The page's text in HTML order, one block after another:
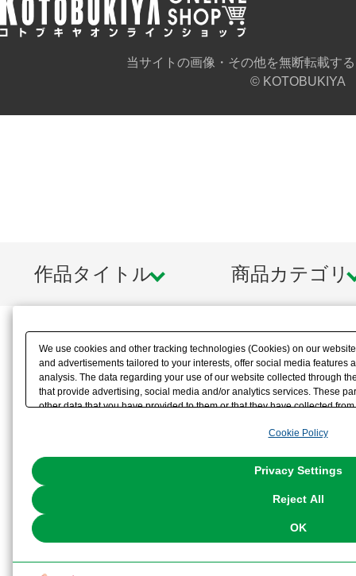
当サイトの画像・その他を無断転載す
© KOTOBUKIYA
作品タイトル 商品カテゴリ
We use cookies and other tracking technologies (Cookies) on our
and advertisements tailored to your interests, offer social media features
analysis. The data regarding your use of our website collected through
that provide advertising, social media and/or analytics services. These
other data that you have provided to them or that they have collected
the use of all Cookies except for Strictly Necessary Cookies, please
You can change your consent or rejection settings at any time via
Cookie Policy
Privacy Settings
Reject All
OK